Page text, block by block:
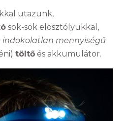
utazunk,
sok-sok elosztólyukkal,
indokolatlan mennyiségű
töltő és akkumulátor.